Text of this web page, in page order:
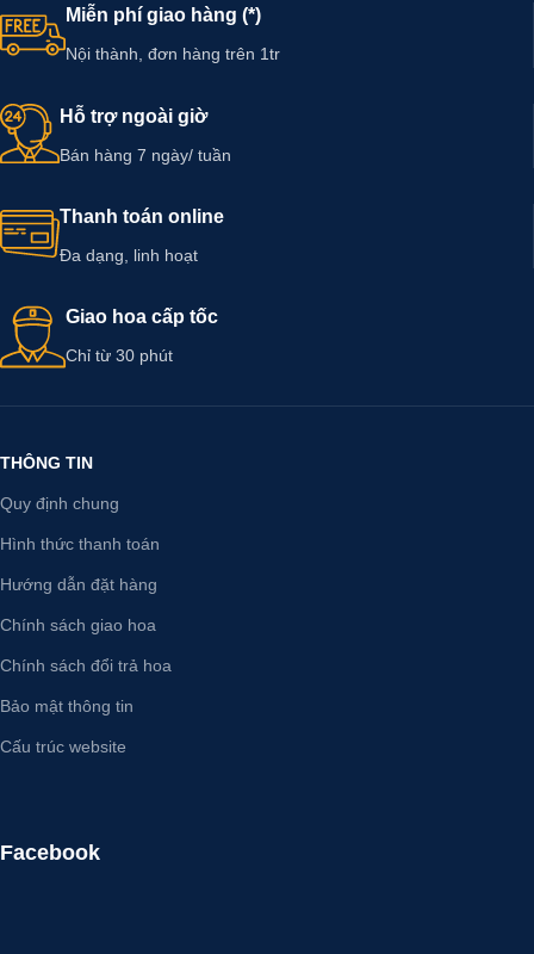
Miễn phí giao hàng (*)
Nội thành, đơn hàng trên 1tr
Hỗ trợ ngoài giờ
Bán hàng 7 ngày/ tuần
Thanh toán online
Đa dạng, linh hoạt
Giao hoa cấp tốc
Chỉ từ 30 phút
THÔNG TIN
Quy định chung
Hình thức thanh toán
Hướng dẫn đặt hàng
Chính sách giao hoa
Chính sách đổi trả hoa
Bảo mật thông tin
Cấu trúc website
Facebook